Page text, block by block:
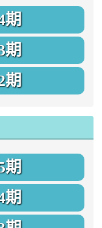
期
期
期
期
期